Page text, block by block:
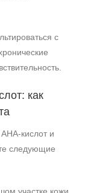
с
как
кислот и
следующие